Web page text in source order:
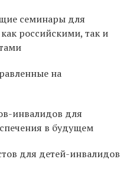
семинары для
российскими, так и
на
инвалидов для
в будущем
для детей-инвалидов